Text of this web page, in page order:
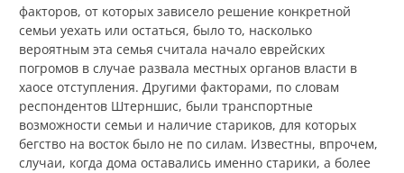
факторов, от которых зависело решение конкретной
семьи уехать или остаться, было то, насколько
вероятным эта семья считала начало еврейских
погромов в случае развала местных органов власти в
хаосе отступления. Другими факторами, по словам
респондентов Штерншис, были транспортные
возможности семьи и наличие стариков, для которых
бегство на восток было не по силам. Известны, впрочем,
случаи, когда дома оставались именно старики, а более